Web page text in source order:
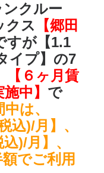
ンクルー
クス
【郷田
すが【1.1
イプ】の7
【６ヶ月賃
中】 で
は、
込)/月】、
)/月】、
でご利用